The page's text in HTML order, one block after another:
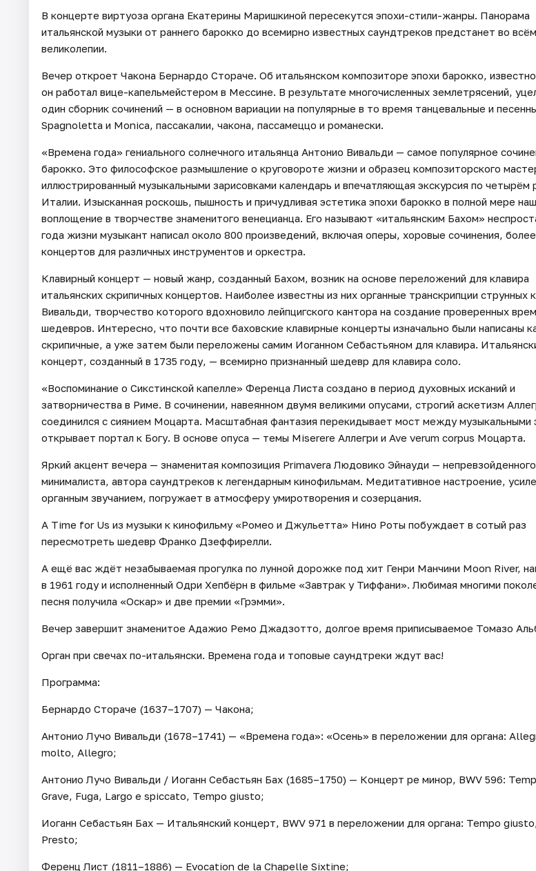
В концерте виртуоза органа Екатерины Маришкиной пересекутся эпохи-стили-жанры. Панорама
итальянской музыки от раннего барокко до всемирно известных саундтреков предстанет во
великолепии.
Вечер откроет Чакона Бернардо Стораче. Об итальянском композиторе эпохи барокко,
он работал вице-капельмейстером в Мессине. В результате многочисленных землетрясений,
один сборник сочинений — в основном вариации на популярные в то время танцевальные и
Spagnoletta и Monica, пассакалии, чакона, пассамеццо и романески.
«Времена года» гениального солнечного итальянца Антонио Вивальди — самое популярное
барокко. Это философское размышление о круговороте жизни и образец композиторского
иллюстрированный музыкальными зарисовками календарь и впечатляющая экскурсия по четырём
Италии. Изысканная роскошь, пышность и причудливая эстетика эпохи барокко в полной мере
воплощение в творчестве знаменитого венецианца. Его называют «итальянским Бахом»
года жизни музыкант написал около 800 произведений, включая оперы, хоровые сочинения,
концертов для различных инструментов и оркестра.
Клавирный концерт — новый жанр, созданный Бахом, возник на основе переложений для клавира
итальянских скрипичных концертов. Наиболее известны из них органные транскрипции струнных
Вивальди, творчество которого вдохновило лейпцигского кантора на создание проверенных
шедевров. Интересно, что почти все баховские клавирные концерты изначально были написаны
скрипичные, а уже затем были переложены самим Иоганном Себастьяном для клавира.
концерт, созданный в 1735 году, — всемирно признанный шедевр для клавира соло.
«Воспоминание о Сикстинской капелле» Ференца Листа создано в период духовных исканий и
затворничества в Риме. В сочинении, навеянном двумя великими опусами, строгий аскетизм
соединился с сиянием Моцарта. Масштабная фантазия перекидывает мост между музыкальными
открывает портал к Богу. В основе опуса — темы Miserere Аллегри и Ave verum corpus Моцарта.
Яркий акцент вечера — знаменитая композиция Primavera Людовико Эйнауди — непревзойденного
минималиста, автора саундтреков к легендарным кинофильмам. Медитативное настроение,
органным звучанием, погружает в атмосферу умиротворения и созерцания.
A Time for Us из музыки к кинофильму «Ромео и Джульетта» Нино Роты побуждает в сотый раз
пересмотреть шедевр Франко Дзеффирелли.
А ещё вас ждёт незабываемая прогулка по лунной дорожке под хит Генри Манчини Moon River,
в 1961 году и исполненный Одри Хепбёрн в фильме «Завтрак у Тиффани». Любимая многими
песня получила «Оскар» и две премии «Грэмми».
Вечер завершит знаменитое Адажио Ремо Джадзотто, долгое время приписываемое Томазо
Орган при свечах по-итальянски. Времена года и топовые саундтреки ждут вас!
Программа:
Бернардо Стораче (1637–1707) — Чакона;
Антонио Лучо Вивальди (1678–1741) — «Времена года»: «Осень» в переложении для органа:
molto, Allegro;
Антонио Лучо Вивальди / Иоганн Себастьян Бах (1685–1750) — Концерт ре минор, BWV 596:
Grave, Fuga, Largo e spiccato, Tempo giusto;
Иоганн Себастьян Бах — Итальянский концерт, BWV 971 в переложении для органа: Tempo
Presto;
Ференц Лист (1811–1886) — Evocation de la Chapelle Sixtine;